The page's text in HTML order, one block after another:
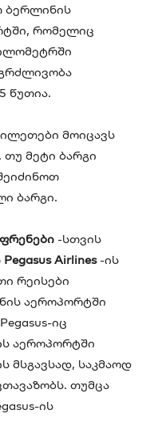
ბერლინის
რომელიც
წუთია.
მოიცავს
მეტი ბარგი
ბარგი.
-სთვის
Pegasus Airlines -ის
რეისები
აეროპორტში
იც
აეროპორტში
მსგავსად, საკმაოდ
თუმცა
ის